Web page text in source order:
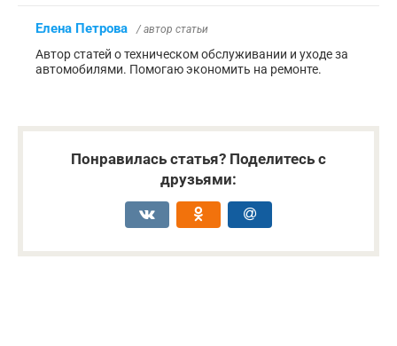
Елена Петрова / автор статьи
Автор статей о техническом обслуживании и уходе за
автомобилями. Помогаю экономить на ремонте.
Понравилась статья? Поделитесь с
друзьями: